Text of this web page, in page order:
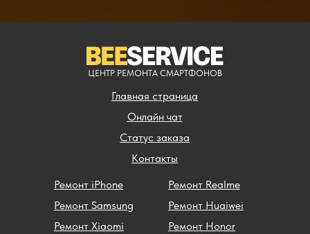
Главная страница
Контакты
Статус заказа
Ремонт iPhone
Ремонт Samsung
Ремонт Xiaomi
Ремонт Realme
Ремонт Huaiwei
Ремонт Honor
Онлайн чат
ЦЕНТР РЕМОНТА СМАРТФОНОВ